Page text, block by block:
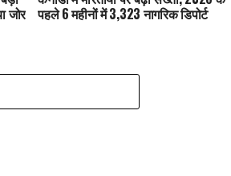
जोर पहले 6 महीनों में 3,323 नागरिक डिपोर्ट